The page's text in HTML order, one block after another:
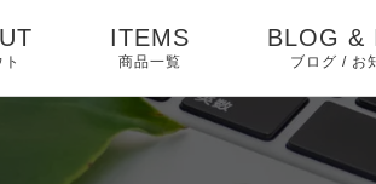
ITEMS
商品一覧
BLOG &
ブログ / お
入荷情報